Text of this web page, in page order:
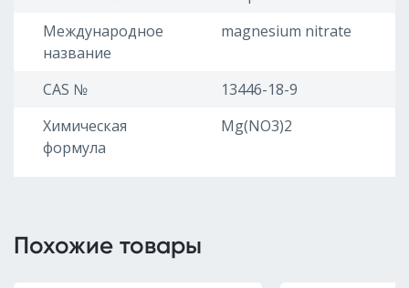
Международное
название
magnesium nitrate
CAS №
13446-18-9
Химическая
формула
Mg(NO3)2
Похожие товары